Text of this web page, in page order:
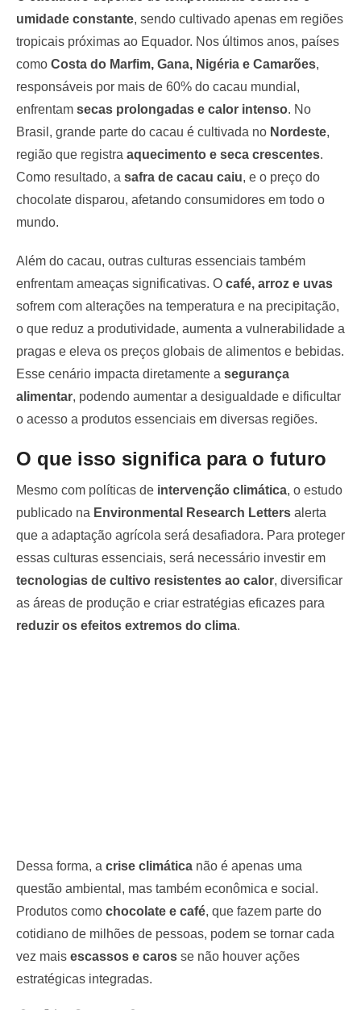
umidade constante, sendo cultivado apenas em regiões
tropicais próximas ao Equador. Nos últimos anos, países
como Costa do Marfim, Gana, Nigéria e Camarões,
responsáveis por mais de 60% do cacau mundial,
enfrentam secas prolongadas e calor intenso. No
Brasil, grande parte do cacau é cultivada no Nordeste,
região que registra aquecimento e seca crescentes.
Como resultado, a safra de cacau caiu, e o preço do
chocolate disparou, afetando consumidores em todo o
mundo.
Além do cacau, outras culturas essenciais também
enfrentam ameaças significativas. O café, arroz e uvas
sofrem com alterações na temperatura e na precipitação,
o que reduz a produtividade, aumenta a vulnerabilidade a
pragas e eleva os preços globais de alimentos e bebidas.
Esse cenário impacta diretamente a segurança
alimentar, podendo aumentar a desigualdade e dificultar
o acesso a produtos essenciais em diversas regiões.
O que isso significa para o futuro
Mesmo com políticas de intervenção climática, o estudo
publicado na Environmental Research Letters alerta
que a adaptação agrícola será desafiadora. Para proteger
essas culturas essenciais, será necessário investir em
tecnologias de cultivo resistentes ao calor, diversificar
as áreas de produção e criar estratégias eficazes para
reduzir os efeitos extremos do clima.
Dessa forma, a crise climática não é apenas uma
questão ambiental, mas também econômica e social.
Produtos como chocolate e café, que fazem parte do
cotidiano de milhões de pessoas, podem se tornar cada
vez mais escassos e caros se não houver ações
estratégicas integradas.